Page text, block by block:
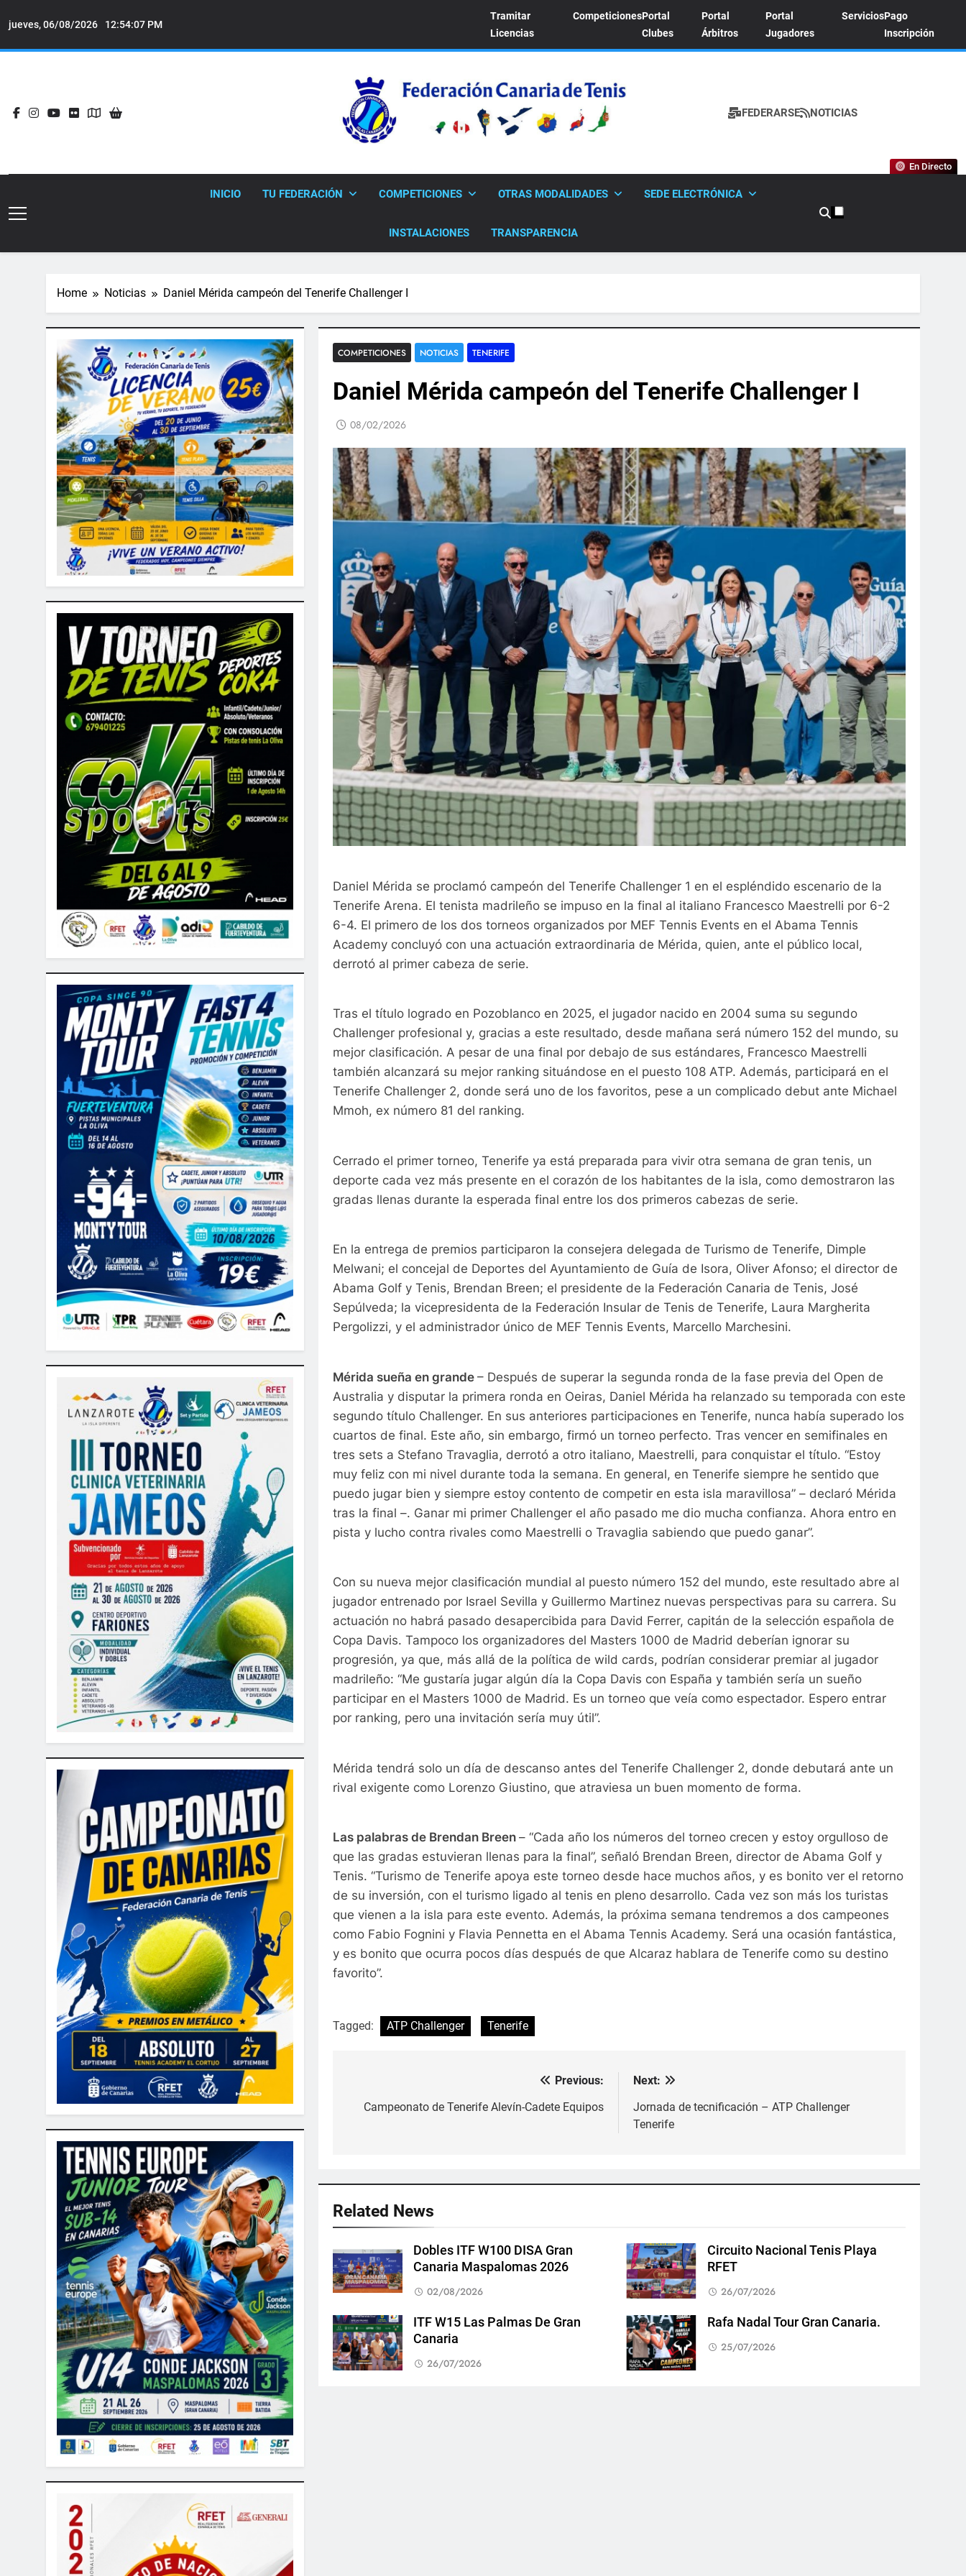
jueves, 06/08/2026 12:54:09 PM
Tramitar
Licencias
CompeticionesPortal
Clubes
Portal
Árbitros
Portal
Jugadores
ServiciosPago
Inscripción
FEDERACION CANARIA DE TENIS
FEDERARSE NOTICIAS
En Directo
INICIO TU FEDERACIÓN COMPETICIONES OTRAS MODALIDADES SEDE ELECTRÓNICA
INSTALACIONES TRANSPARENCIA
Home Noticias Daniel Mérida campeón del Tenerife Challenger I
COMPETICIONES NOTICIAS TENERIFE
Daniel Mérida campeón del Tenerife Challenger I
08/02/2026
Daniel Mérida se proclamó campeón del Tenerife Challenger 1 en el espléndido escenario de la
Tenerife Arena. El tenista madrileño se impuso en la final al italiano Francesco Maestrelli por 6-2
6-4. El primero de los dos torneos organizados por MEF Tennis Events en el Abama Tennis
Academy concluyó con una actuación extraordinaria de Mérida, quien, ante el público local,
derrotó al primer cabeza de serie.
Tras el título logrado en Pozoblanco en 2025, el jugador nacido en 2004 suma su segundo
Challenger profesional y, gracias a este resultado, desde mañana será número 152 del mundo, su
mejor clasificación. A pesar de una final por debajo de sus estándares, Francesco Maestrelli
también alcanzará su mejor ranking situándose en el puesto 108 ATP. Además, participará en el
Tenerife Challenger 2, donde será uno de los favoritos, pese a un complicado debut ante Michael
Mmoh, ex número 81 del ranking.
Cerrado el primer torneo, Tenerife ya está preparada para vivir otra semana de gran tenis, un
deporte cada vez más presente en el corazón de los habitantes de la isla, como demostraron las
gradas llenas durante la esperada final entre los dos primeros cabezas de serie.
En la entrega de premios participaron la consejera delegada de Turismo de Tenerife, Dimple
Melwani; el concejal de Deportes del Ayuntamiento de Guía de Isora, Oliver Afonso; el director de
Abama Golf y Tenis, Brendan Breen; el presidente de la Federación Canaria de Tenis, José
Sepúlveda; la vicepresidenta de la Federación Insular de Tenis de Tenerife, Laura Margherita
Pergolizzi, y el administrador único de MEF Tennis Events, Marcello Marchesini.
Mérida sueña en grande – Después de superar la segunda ronda de la fase previa del Open de
Australia y disputar la primera ronda en Oeiras, Daniel Mérida ha relanzado su temporada con este
segundo título Challenger. En sus anteriores participaciones en Tenerife, nunca había superado los
cuartos de final. Este año, sin embargo, firmó un torneo perfecto. Tras vencer en semifinales en
tres sets a Stefano Travaglia, derrotó a otro italiano, Maestrelli, para conquistar el título. “Estoy
muy feliz con mi nivel durante toda la semana. En general, en Tenerife siempre he sentido que
puedo jugar bien y siempre estoy contento de competir en esta isla maravillosa” – declaró Mérida
tras la final –. Ganar mi primer Challenger el año pasado me dio mucha confianza. Ahora entro en
pista y lucho contra rivales como Maestrelli o Travaglia sabiendo que puedo ganar”.
Con su nueva mejor clasificación mundial al puesto número 152 del mundo, este resultado abre al
jugador entrenado por Israel Sevilla y Guillermo Martinez nuevas perspectivas para su carrera. Su
actuación no habrá pasado desapercibida para David Ferrer, capitán de la selección española de
Copa Davis. Tampoco los organizadores del Masters 1000 de Madrid deberían ignorar su
progresión, ya que, más allá de la política de wild cards, podrían considerar premiar al jugador
madrileño: “Me gustaría jugar algún día la Copa Davis con España y también sería un sueño
participar en el Masters 1000 de Madrid. Es un torneo que veía como espectador. Espero entrar
por ranking, pero una invitación sería muy útil”.
Mérida tendrá solo un día de descanso antes del Tenerife Challenger 2, donde debutará ante un
rival exigente como Lorenzo Giustino, que atraviesa un buen momento de forma.
Las palabras de Brendan Breen – “Cada año los números del torneo crecen y estoy orgulloso de
que las gradas estuvieran llenas para la final”, señaló Brendan Breen, director de Abama Golf y
Tenis. “Turismo de Tenerife apoya este torneo desde hace muchos años, y es bonito ver el retorno
de su inversión, con el turismo ligado al tenis en pleno desarrollo. Cada vez son más los turistas
que vienen a la isla para este evento. Además, la próxima semana tendremos a dos campeones
como Fabio Fognini y Flavia Pennetta en el Abama Tennis Academy. Será una ocasión fantástica,
y es bonito que ocurra pocos días después de que Alcaraz hablara de Tenerife como su destino
favorito”.
Tagged: ATP Challenger Tenerife
de
Previous:
Campeonato de Tenerife Alevín-Cadete Equipos
Next:
Jornada de tecnificación – ATP Challenger
Tenerife
Related News
Dobles ITF W100 DISA Gran
Canaria Maspalomas 2026
02/08/2026
Circuito Nacional Tenis Playa
RFET
26/07/2026
ITF W15 Las Palmas De Gran
Canaria
26/07/2026
Rafa Nadal Tour Gran Canaria.
25/07/2026